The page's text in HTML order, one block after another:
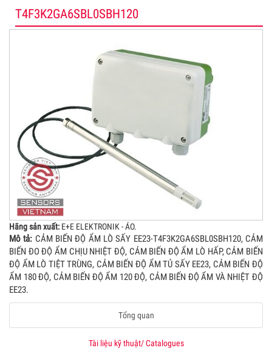
T4F3K2GA6SBL0SBH120
Hãng sản xuất: E+E ELEKTRONIK - ÁO.
Mô tả: CẢM BIẾN ĐỘ ẨM LÒ SẤY EE23-T4F3K2GA6SBL0SBH120, CẢM
BIẾN ĐO ĐỘ ẨM CHỊU NHIỆT ĐỘ, CẢM BIẾN ĐỘ ẨM LÒ HẤP, CẢM BIẾN
ĐỘ ẨM LÒ TIỆT TRÙNG, CẢM BIẾN ĐỘ ẨM TỦ SẤY EE23, CẢM BIẾN ĐỘ
ẨM 180 ĐỘ, CẢM BIẾN ĐỘ ẨM 120 ĐỘ, CẢM BIẾN ĐỘ ẨM VÀ NHIỆT ĐỘ
EE23.
Tổng quan
Tài liệu kỹ thuật/ Catalogues